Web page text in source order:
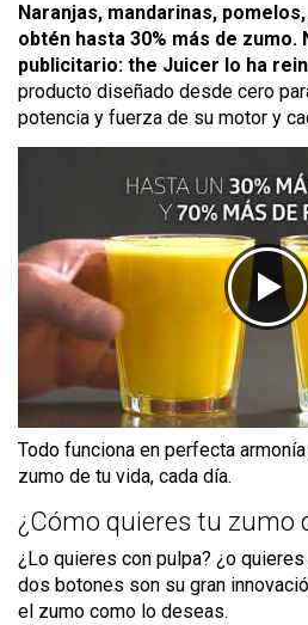
Naranjas, mandarinas,
obtén hasta 30% más de zumo.
publicitario: the Juicer lo ha
producto diseñado desde cero
potencia y fuerza de su motor y
Todo funciona en perfecta
zumo de tu vida, cada día.
¿Cómo quieres tu zumo
¿Lo quieres con pulpa? ¿o
dos botones son su gran
el zumo como lo deseas.